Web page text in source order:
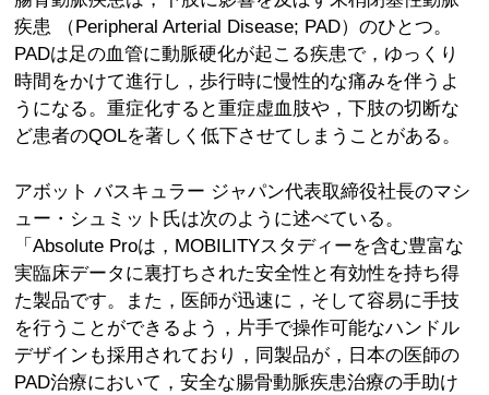
疾患 （Peripheral Arterial Disease; PAD）のひとつ。
PADは足の血管に動脈硬化が起こる疾患で，ゆっくり
時間をかけて進行し，歩行時に慢性的な痛みを伴うよ
うになる。重症化すると重症虚血肢や，下肢の切断な
ど患者のQOLを著しく低下させてしまうことがある。
アボット バスキュラー ジャパン代表取締役社長のマシ
ュー・シュミット氏は次のように述べている。
「Absolute Proは，MOBILITYスタディーを含む豊富な
実臨床データに裏打ちされた安全性と有効性を持ち得
た製品です。また，医師が迅速に，そして容易に手技
を行うことができるよう，片手で操作可能なハンドル
デザインも採用されており，同製品が，日本の医師の
PAD治療において，安全な腸骨動脈疾患治療の手助け